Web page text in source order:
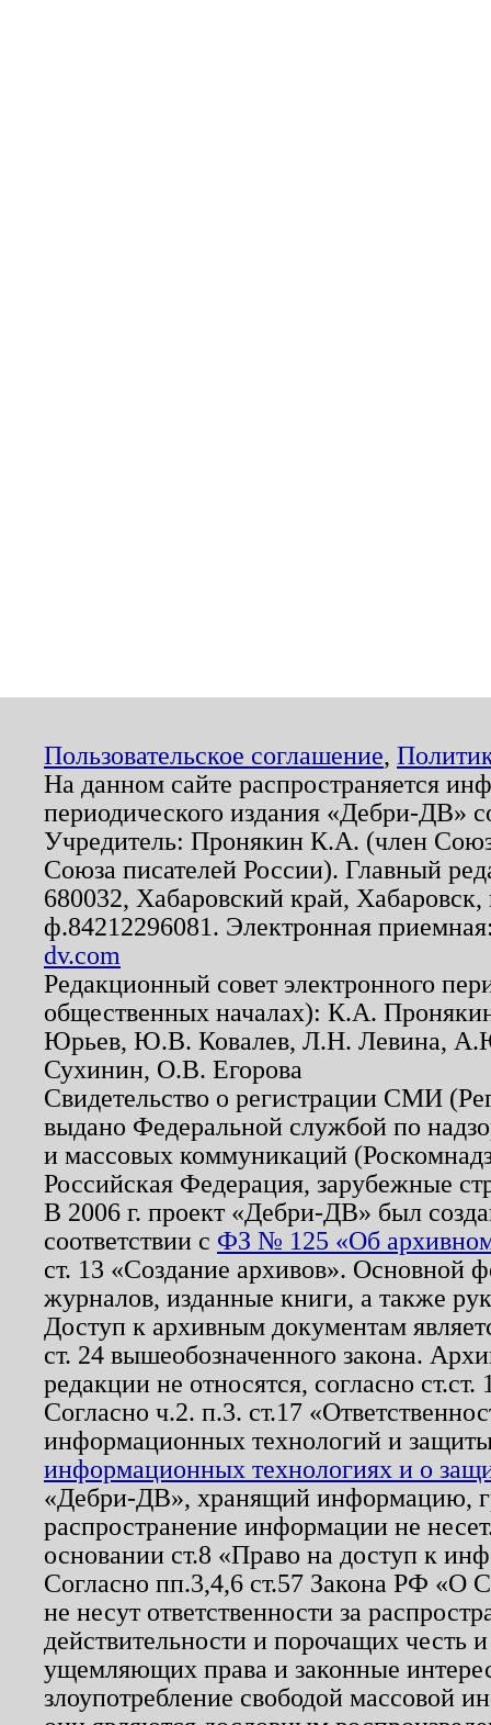
Пользовательское соглашение,
На данном сайте распространяется
периодического издания «Дебри-ДВ»
Учредитель: Пронякин К.А. (член
Союза писателей России). Главный
680032, Хабаровский край,
ф.84212296081. Электронная
dv.com
Редакционный совет электронного
общественных началах): К.А.
Юрьев, Ю.В. Ковалев, Л.Н. Левина,
Сухинин, О.В. Егорова
Свидетельство о регистрации СМИ
выдано Федеральной службой по
и массовых коммуникаций
Российская Федерация, зарубежные
В 2006 г. проект «Дебри-ДВ» был
соответствии с ФЗ № 125 «Об
ст. 13 «Создание архивов». Основной
журналов, изданные книги, а также
Доступ к архивным документам
ст. 24 вышеобозначенного закона.
редакции не относятся, согласно
Согласно ч.2. п.3. ст.17
информационных технологий и
информационных технологиях и о
«Дебри-ДВ», хранящий информацию,
распространение информации не
основании ст.8 «Право на доступ к
Согласно пп.3,4,6 ст.57 Закона РФ «О
не несут ответственности за
действительности и порочащих честь
ущемляющих права и законные
злоупотребление свободой массовой